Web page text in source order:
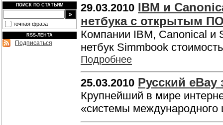
ПОИСК ПО СТАТЬЯМ
точная фраза
RSS-ЛЕНТА
Подписаться
29.03.2010 IBM и
нетбука c открытым
Компании IBM, Canonical и
нетбук Simmbook
Подробнее
25.03.2010 Русский eBay
Крупнейший в мире
«системы